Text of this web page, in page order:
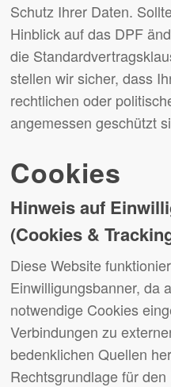
Schutz Ihrer Daten.
Hinblick auf das DPF
die
stellen wir sicher, dass
rechtlichen oder
angemessen geschützt
Cookies
Hinweis auf
(Cookies &
Diese Website
Einwilligungsbanner, da
notwendige Cookies
Verbindungen zu
bedenklichen Quellen
Rechtsgrundlage für